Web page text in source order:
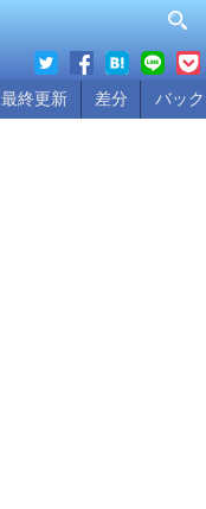
最終更新 差分 バッ